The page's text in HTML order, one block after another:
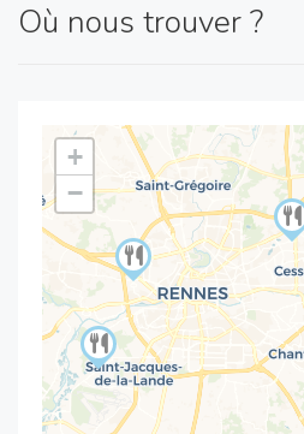
Où nous trouver ?
+
−